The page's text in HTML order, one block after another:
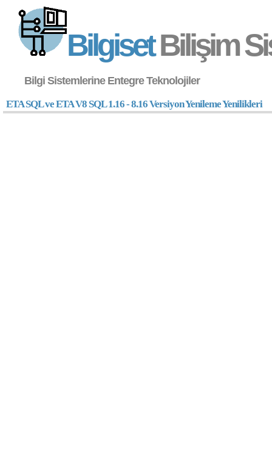
BilgisetBilişim
Bilgi Sistemlerine Entegre Teknolojiler
ETA SQL ve ETA V8 SQL 1.16 - 8.16 Versiyon Yenileme Yenilikleri